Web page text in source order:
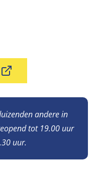
andere in
tot 19.00 uur
uur.